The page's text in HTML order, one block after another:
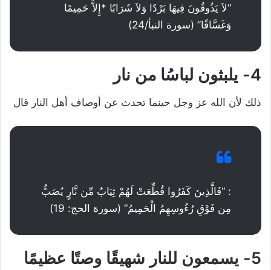
“لاَ يَذُوقُونَ فِيهَا بَرْدًا وَلاَ شَرَابًا *إِلاَّ حَمِيمًا
وَغَسَّاقًا” (سورة النبأ/24)
4- يلبثون لباسُا من نار
ذلك لأن الله عز وجل حينما تحدث عن أوصاف أهل النار قال
: “فَالَّذِينَ كَفَرُوا قُطِّعَتْ لَهُمْ ثِيَابٌ مِّن نَّارٍ يُصَبُّ
مِن فَوْقِ رُءُوسِهِمُ الْحَمِيمُ” (سورة الحج: 19)
5- يسمعون للنار شهيقًا وصتًا عظيمًا